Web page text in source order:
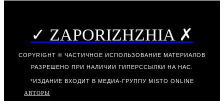
✓ ZAPORIZHZHIA ✗
COPYRIGHT © ЧАСТИЧНОЕ ИСПОЛЬЗОВАНИЕ МАТЕРИАЛОВ
РАЗРЕШЕНО ПРИ НАЛИЧИИ ГИПЕРССЫЛКИ НА НАС.
*ИЗДАНИЕ ВХОДИТ В МЕДИА-ГРУППУ MISTO ONLINE
АВТОРЫ